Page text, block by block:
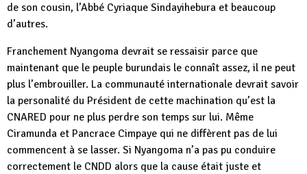
de son cousin, l’Abbé Cyriaque Sindayihebura et beaucoup
d’autres.
Franchement Nyangoma devrait se ressaisir parce que
maintenant que le peuple burundais le connaît assez, il ne peut
plus l’embrouiller. La communauté internationale devrait savoir
la personalité du Président de cette machination qu’est la
CNARED pour ne plus perdre son temps sur lui. Même
Ciramunda et Pancrace Cimpaye qui ne diffèrent pas de lui
commencent à se lasser. Si Nyangoma n’a pas pu conduire
correctement le CNDD alors que la cause était juste et